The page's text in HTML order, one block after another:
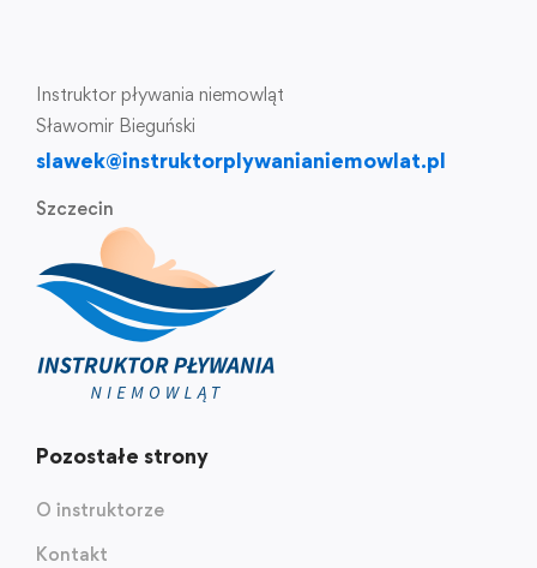
Instruktor pływania niemowląt
Sławomir Bieguński
slawek@instruktorplywanianiemowlat.pl
Szczecin
Pozostałe strony
O instruktorze
Kontakt